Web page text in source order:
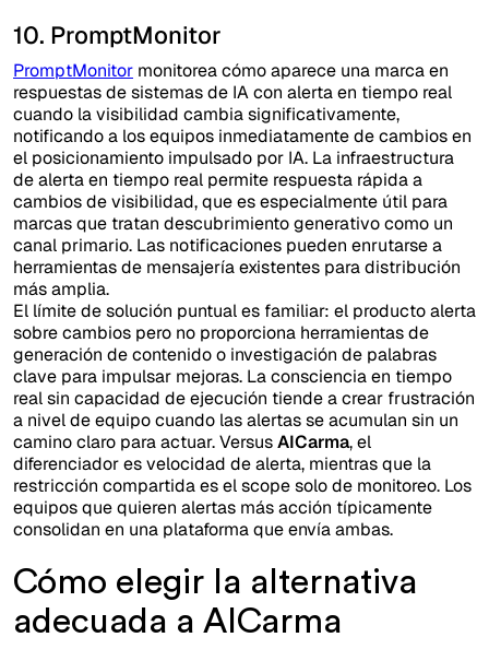
10. PromptMonitor
PromptMonitor monitorea cómo aparece una marca en
respuestas de sistemas de IA con alerta en tiempo real
cuando la visibilidad cambia significativamente,
notificando a los equipos inmediatamente de cambios en
el posicionamiento impulsado por IA. La infraestructura
de alerta en tiempo real permite respuesta rápida a
cambios de visibilidad, que es especialmente útil para
marcas que tratan descubrimiento generativo como un
canal primario. Las notificaciones pueden enrutarse a
herramientas de mensajería existentes para distribución
más amplia.
El límite de solución puntual es familiar: el producto alerta
sobre cambios pero no proporciona herramientas de
generación de contenido o investigación de palabras
clave para impulsar mejoras. La consciencia en tiempo
real sin capacidad de ejecución tiende a crear frustración
a nivel de equipo cuando las alertas se acumulan sin un
camino claro para actuar. VersusAICarma, el
diferenciador es velocidad de alerta, mientras que la
restricción compartida es el scope solo de monitoreo. Los
equipos que quieren alertas más acción típicamente
consolidan en una plataforma que envía ambas.
Cómo elegir la alternativa
adecuada a AICarma